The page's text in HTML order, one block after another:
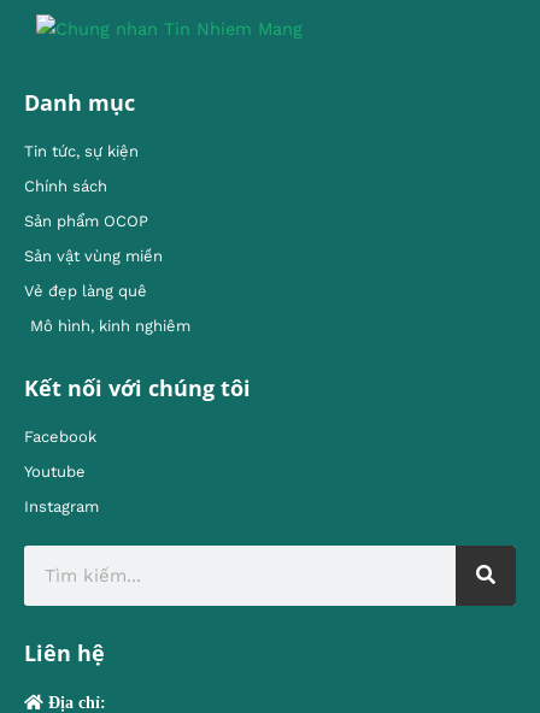
Danh mục
Tin tức, sự kiện
Chính sách
Sản phẩm OCOP
Sản vật vùng miền
Vẻ đẹp làng quê
Mô hình, kinh nghiêm
Kết nối với chúng tôi
Facebook
Youtube
Instagram
Liên hệ
Địa chỉ: